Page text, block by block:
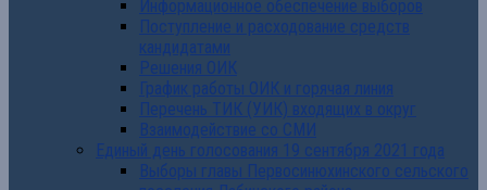
Информационное обеспечение выборов
Поступление и расходование средств
кандидатами
Решения ОИК
График работы ОИК и горячая линия
Перечень ТИК (УИК) входящих в округ
Взаимодействие со СМИ
Единый день голосования 19 сентября 2021 года
Выборы главы Первосинюхинского сельского